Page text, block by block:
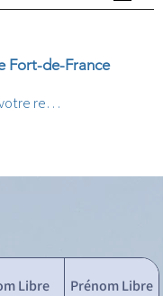
Fort-de-France
Libre Prénom Libre